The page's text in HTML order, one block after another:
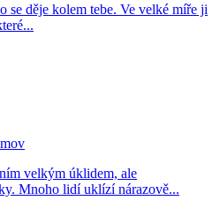
se děje kolem tebe. Ve velké míře ji
velkým úklidem, ale
Mnoho lidí uklízí nárazově...